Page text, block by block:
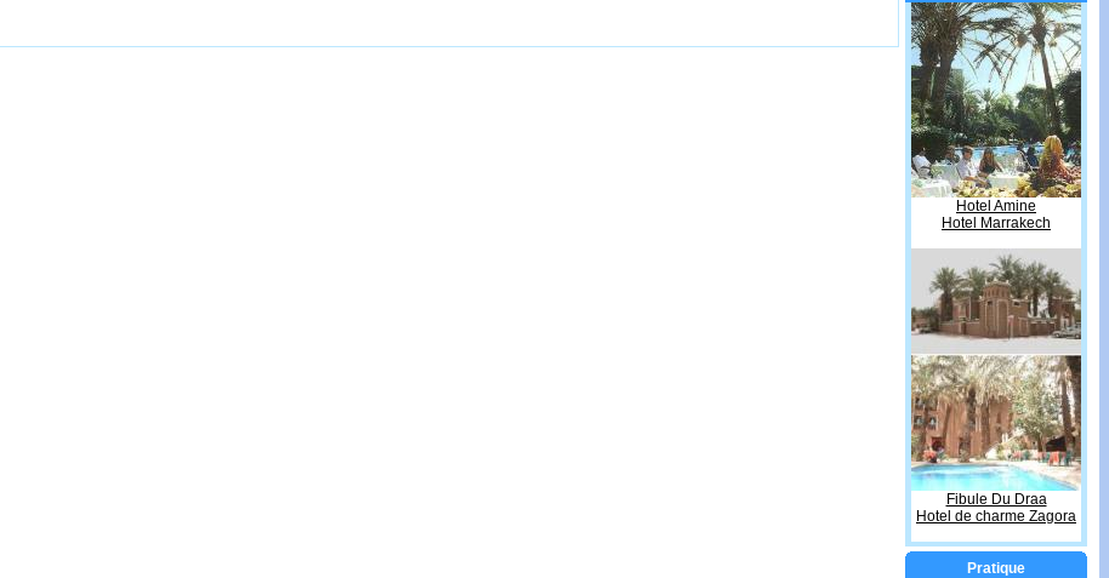
Hotel Amine
Hotel Marrakech
Fibule Du Draa
Hotel de charme Zagora
Pratique